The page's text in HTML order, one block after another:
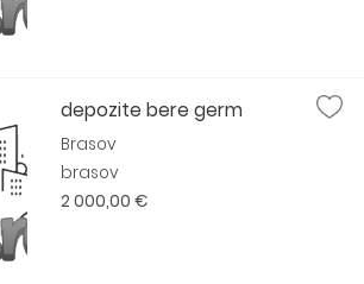
depozite bere germ
Brasov
brasov
2 000,00 €